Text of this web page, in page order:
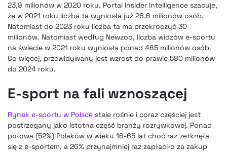
23,9 milionów w 2020 roku. Portal Insider Intelligence szacuje,
że w 2021 roku liczba ta wyniosła już 26,6 milionów osób.
Natomiast do 2023 roku liczba ta ma przekroczyć 30
milionów. Natomiast według Newzoo, liczba widzów e-sportu
na świecie w 2021 roku wyniosła ponad 465 milionów osób.
Co więcej, przewidywany jest wzrost do prawie 580 milionów
do 2024 roku.
E-sport na fali wznoszącej
Rynek e-sportu w Polsce stale rośnie i coraz częściej jest
postrzegany jako istotna część branży rozrywkowej. Ponad
połowa (52%) Polaków w wieku 16-65 lat choć raz zetknęła
się z e-sportem, a 26% przynajmniej raz zapłaciło za zakup